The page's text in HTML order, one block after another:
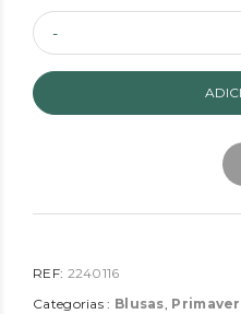
REF: 2240116
Categorias : Blusas,